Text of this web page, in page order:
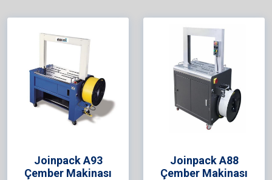
Joinpack A93
Çember Makinası
Joinpack A88
Çember Makinası